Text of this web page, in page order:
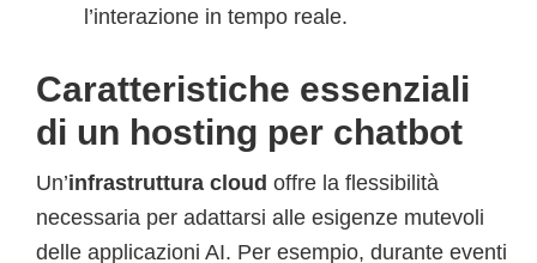
l’interazione in tempo reale.
Caratteristiche essenziali
di un hosting per chatbot
Un’infrastruttura cloud offre la flessibilità
necessaria per adattarsi alle esigenze mutevoli
delle applicazioni AI. Per esempio, durante eventi